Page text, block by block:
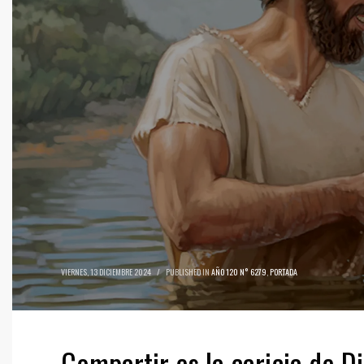
VIERNES, 13 DICIEMBRE 2024 / PUBLISHED IN AÑO 120 N° 6279,PORTADA